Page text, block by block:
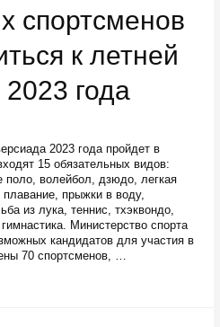
спортсменов
к летней
года
2023 года пройдет в
15 обязательных видов:
поло, волейбол, дзюдо, легкая
прыжки в воду,
из лука, теннис, тхэквондо,
Министерство спорта
кандидатов для участия в
70 спортсменов, …